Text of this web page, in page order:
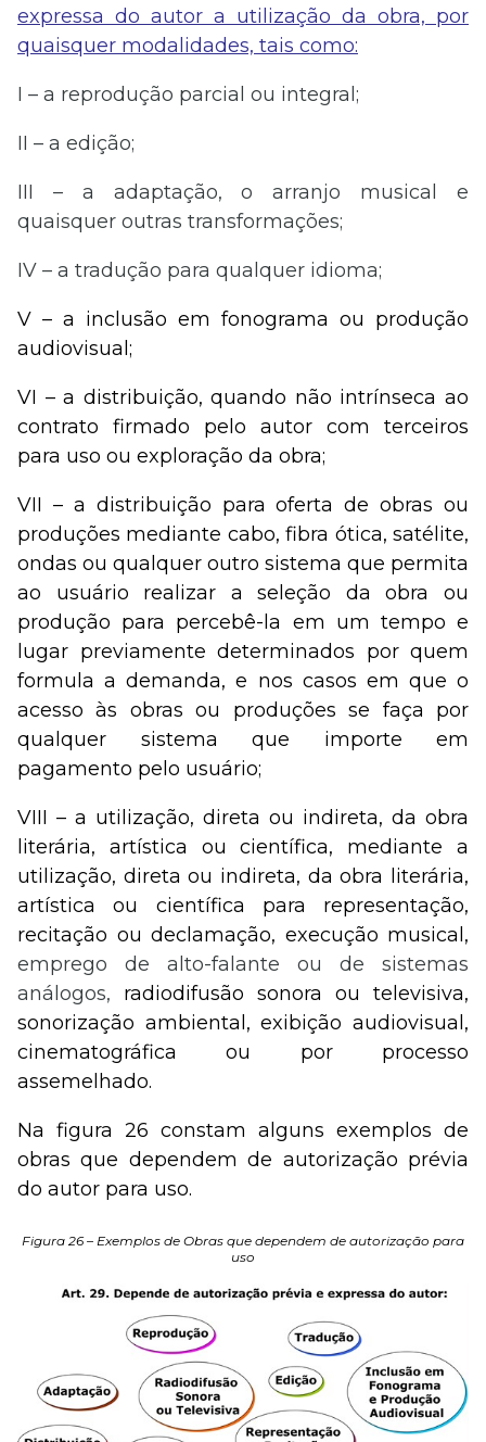
expressa do autor a utilização da obra, por
quaisquer modalidades, tais como:
I – a reprodução parcial ou integral;
II – a edição;
III – a adaptação, o arranjo musical e
quaisquer outras transformações;
IV – a tradução para qualquer idioma;
V – a inclusão em fonograma ou produção
audiovisual;
VI – a distribuição, quando não intrínseca ao
contrato firmado pelo autor com terceiros
para uso ou exploração da obra;
VII – a distribuição para oferta de obras ou
produções mediante cabo, fibra ótica, satélite,
ondas ou qualquer outro sistema que permita
ao usuário realizar a seleção da obra ou
produção para percebê-la em um tempo e
lugar previamente determinados por quem
formula a demanda, e nos casos em que o
acesso às obras ou produções se faça por
qualquer sistema que importe em
pagamento pelo usuário;
VIII – a utilização, direta ou indireta, da obra
literária, artística ou científica, mediante a
utilização, direta ou indireta, da obra literária,
artística ou científica para representação,
recitação ou declamação, execução musical,
emprego de alto-falante ou de sistemas
análogos, radiodifusão sonora ou televisiva,
sonorização ambiental, exibição audiovisual,
cinematográfica ou por processo
assemelhado.
Na figura 26 constam alguns exemplos de
obras que dependem de autorização prévia
do autor para uso.
Figura 26 – Exemplos de Obras que dependem de autorização para
uso